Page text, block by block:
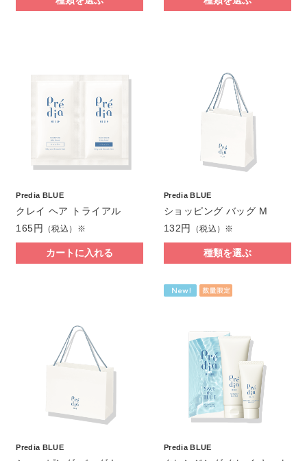
Predia BLUE
クレイ ヘア トライアル
165円 （税込）※
カートに入れる
Predia BLUE
ショッピング バッグ M
132円
（税込）※
種類を選ぶ
Predia BLUE Predia BLUE